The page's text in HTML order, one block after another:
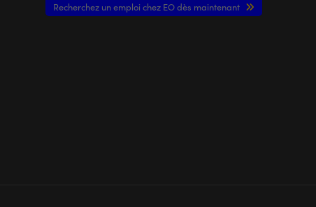
Recherchez un emploi chez EO dès maintenant